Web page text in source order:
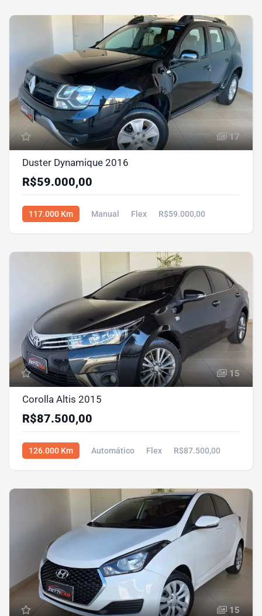
17
Duster Dynamique 2016
R$59.000,00
117.000 Km Manual Flex R$59.000,00
15
Corolla Altis 2015
R$87.500,00
126.000 Km Automático Flex R$87.500,00
15